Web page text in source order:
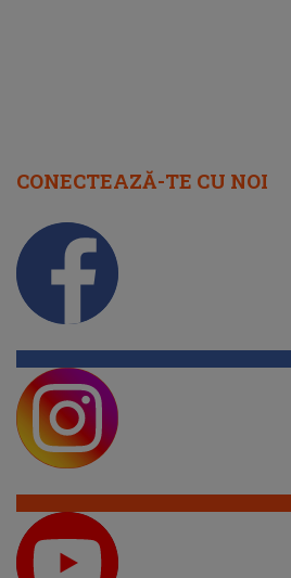
CONECTEAZĂ-TE CU NOI